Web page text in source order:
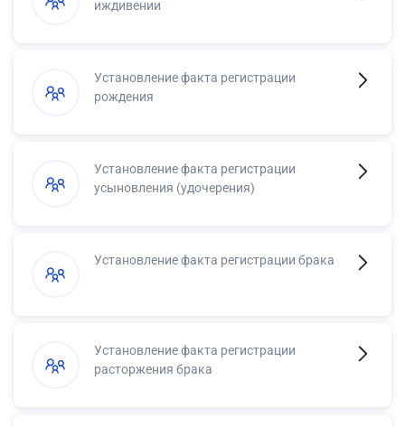
иждивении
Установление факта регистрации
рождения
Установление факта регистрации
усыновления (удочерения)
Установление факта регистрации брака
Установление факта регистрации
расторжения брака